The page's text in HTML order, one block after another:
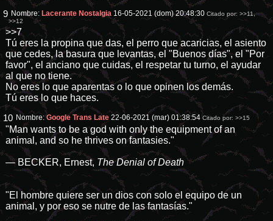
9 Nombre: Lacerante Nostalgia 16-05-2021 (dom) 20:48:30 Citado por:>>11,
>>12
>>7
Tú eres la propina que das, el perro que acaricias, el asiento
que cedes, la basura que levantas, el "Buenos días", el "Por
favor", el anciano que cuidas, el respetar tu turno, el ayudar
al que no tiene.
No eres lo que aparentas o lo que opinen los demás.
Tú eres lo que haces.
10 Nombre:Google Trans Late 22-06-2021 (mar) 01:38:54 Citado por:>>15
"Man wants to be a god with only the equipment of an
animal, and so he thrives on fantasies."
— BECKER, Ernest, The Denial of Death
"El hombre quiere ser un dios con solo el equipo de un
animal, y por eso se nutre de las fantasías."